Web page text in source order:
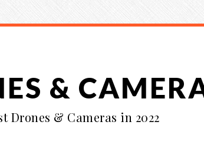
&
Drones & Cameras in 2022